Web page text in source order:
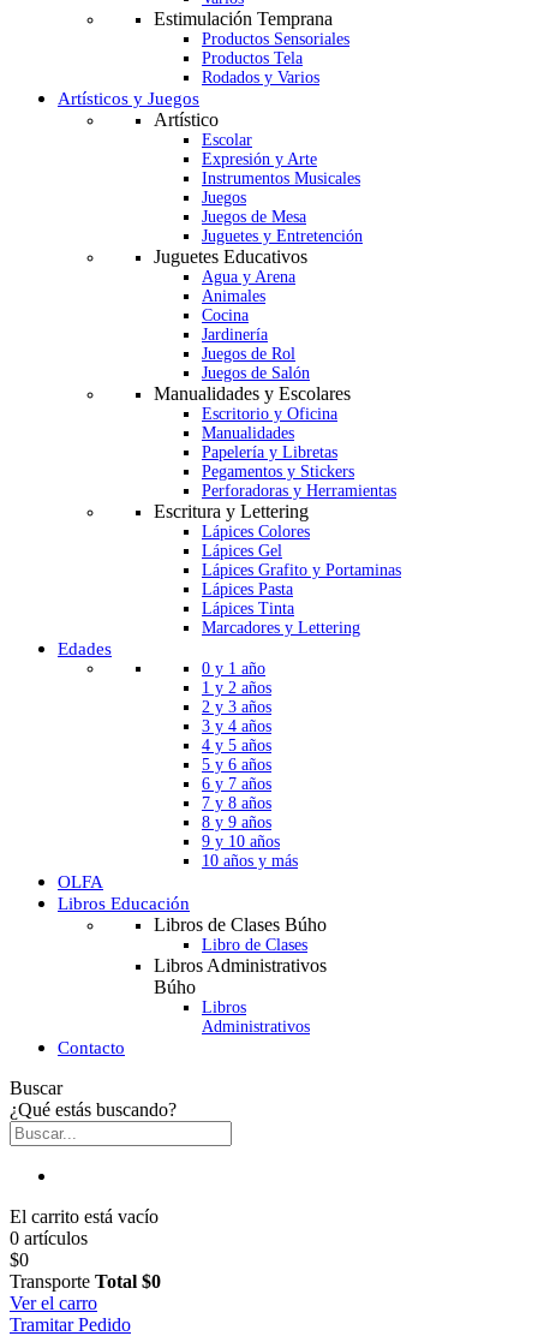
Estimulación Temprana
Productos Sensoriales
Productos Tela
Rodados y Varios
Artísticos y Juegos
Artístico
Escolar
Expresión y Arte
Instrumentos Musicales
Juegos
Juegos de Mesa
Juguetes y Entretención
Juguetes Educativos
Agua y Arena
Animales
Cocina
Jardinería
Juegos de Rol
Juegos de Salón
Manualidades y Escolares
Escritorio y Oficina
Manualidades
Papelería y Libretas
Pegamentos y Stickers
Perforadoras y Herramientas
Escritura y Lettering
Lápices Colores
Lápices Gel
Lápices Grafito y Portaminas
Lápices Pasta
Lápices Tinta
Marcadores y Lettering
Edades
0 y 1 año
1 y 2 años
2 y 3 años
3 y 4 años
4 y 5 años
5 y 6 años
6 y 7 años
7 y 8 años
8 y 9 años
9 y 10 años
10 años y más
OLFA
Libros Educación
Libros de Clases Búho
Libro de Clases
Libros Administrativos
Búho
Libros
Administrativos
Contacto
Buscar
¿Qué estás buscando?
El carrito está vacío
0 artículos
$0
Transporte Total $0
Ver el carro
Tramitar Pedido